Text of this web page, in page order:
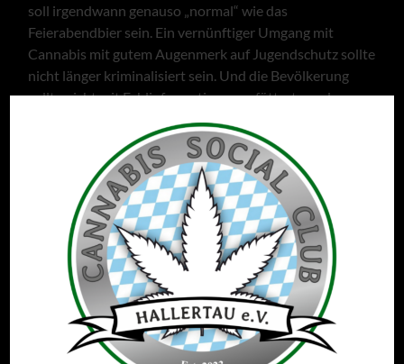
soll irgendwann genauso „normal“ wie das
Feierabendbier sein. Ein vernünftiger Umgang mit
Cannabis mit gutem Augenmerk auf Jugendschutz sollte
nicht länger kriminalisiert sein. Und die Bevölkerung
sollte nicht mit Fehlinformationen gefüttert werden.
Zusätzlich haben wir Grundideen für ein
stattfindendes Open-Air-Festivalin der Region, wir
planen vereinsinterne gemeinsame Ausflüge und
Bildungstrips (z.B. zu Med-Can-Herstellern oder auf
Messen) und werden sicher gemeinsam noch viele
weitere Ideen entwickeln. Weitere Infos zu unserer
Vereinsstruktur und Zielen findest Du in unserer
Satzung, oder Du besuchst uns bei einem unserer
Treffen: sobald Du Dich vorab registrierst, landest Du im
Mailingverteiler, über den Du auch Einladungen zu
unseren Monatstreffen erhältst).